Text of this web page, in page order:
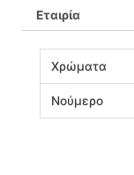
Εταιρία
Χρώματα
Νούμερο